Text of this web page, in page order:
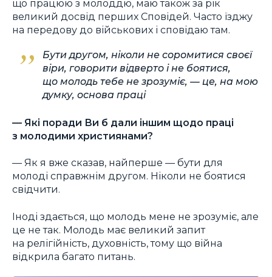
що працюю з молоддю, маю також за рік
великий досвід перших Сповідей. Часто їзджу
на передову до військових і сповідаю там.
Бути другом, ніколи не соромитися своєї
віри, говорити відверто і не боятися,
що молодь тебе не зрозуміє, — це, на мою
думку, основа праці
— Які поради Ви б дали іншим щодо праці
з молодими християнами?
— Як я вже сказав, найперше — бути для
молоді справжнім другом. Ніколи не боятися
свідчити.
Іноді здається, що молодь мене не зрозуміє, але
це не так. Молодь має великий запит
на релігійність, духовність, тому що війна
відкрила багато питань.